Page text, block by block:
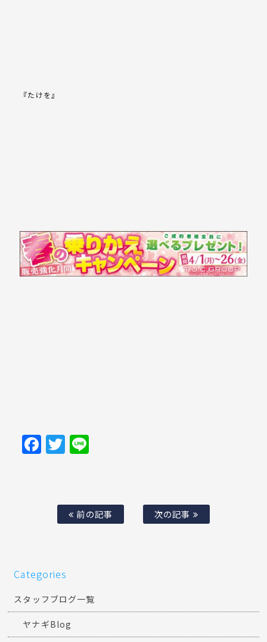
『たけを』
Facebook
Twitter
前の記事 次の記事
Categories
スタッフブログ一覧
ヤナギBlog